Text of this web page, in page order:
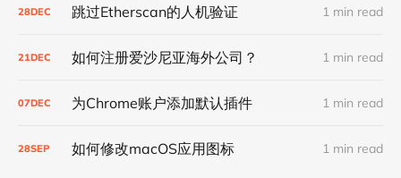
28DEC 跳过Etherscan的人机验证 1 min read
21DEC 如何注册爱沙尼亚海外公司？ 1 min read
07DEC 为Chrome账户添加默认插件 1 min read
28SEP 如何修改macOS应用图标 1 min read